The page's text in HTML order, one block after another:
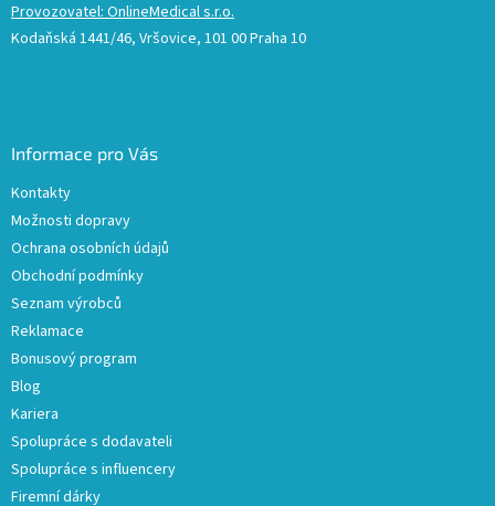
Provozovatel: OnlineMedical s.r.o.
Kodaňská 1441/46, Vršovice, 101 00 Praha 10
Informace pro Vás
Kontakty
Možnosti dopravy
Ochrana osobních údajů
Obchodní podmínky
Seznam výrobců
Reklamace
Bonusový program
Blog
Kariera
Spolupráce s dodavateli
Spolupráce s influencery
Firemní dárky